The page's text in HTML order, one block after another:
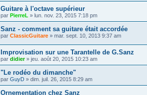
Guitare à l'octave supérieur
par PierreL » lun. nov. 23, 2015 7:18 pm
Sanz - comment sa guitare était accordée
par ClassicGuitare » mar. sept. 10, 2013 9:37 am
Improvisation sur une Tarantelle de G.Sanz
par didier» jeu. août 20, 2015 10:23 am
"Le rodéo du dimanche"
par GuyD » dim. juil. 26, 2015 8:29 am
Ornementation chez Sanz